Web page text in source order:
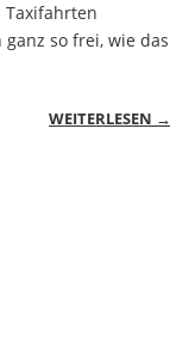
Taxifahrten
so frei, wie das
WEITERLESEN →